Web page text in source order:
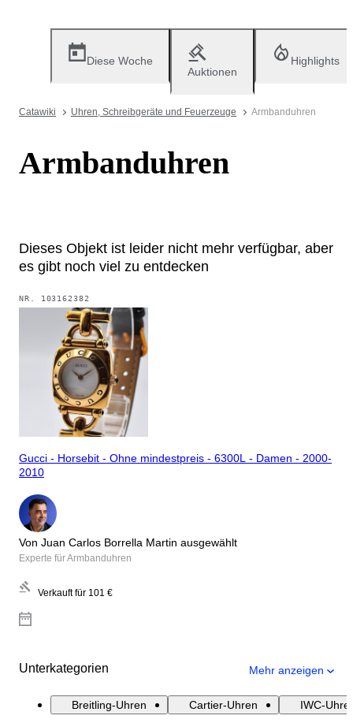
Diese Woche
Auktionen
Highlights
Catawiki Uhren, Schreibgeräte und Feuerzeuge Armbanduhren
Armbanduhren
Dieses Objekt ist leider nicht mehr verfügbar, aber
es gibt noch viel zu entdecken
NR. 103162382
Gucci - Horsebit - Ohne mindestpreis - 6300L - Damen - 2000-
2010
Von Juan Carlos Borrella Martin ausgewählt
Experte für Armbanduhren
Verkauft für 101 €
Unterkategorien Mehr anzeigen
Breitling-Uhren Cartier-Uhren IWC-